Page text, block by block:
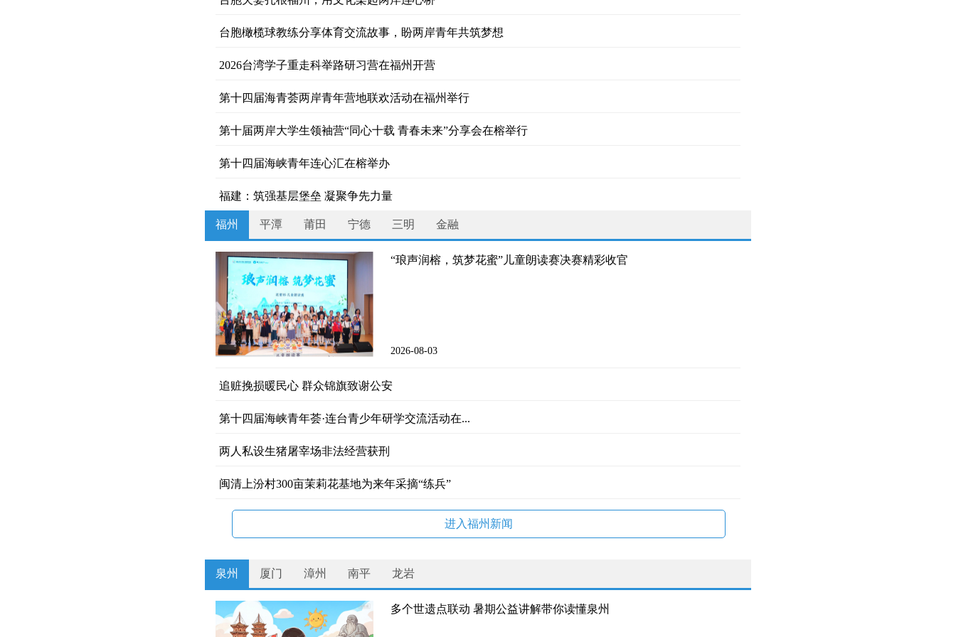
闯出融合新路 书写创新答卷——福建以创新驱动引领高质量发展
福佑蓓蕾：向阳开 逐光行
台胞橄榄球教练分享体育交流故事，盼两岸青年共筑梦想
2026台湾学子重走科举路研习营在福州开营
第十四届海青荟两岸青年营地联欢活动在福州举行
第十届两岸大学生领袖营“同心十载 青春未来”分享会在榕举行
第十四届海峡青年连心汇在榕举办
福建：筑强基层堡垒 凝聚争先力量
福州 平潭 莆田 宁德 三明 金融
“琅声润榕，筑梦花蜜”儿童朗读赛决赛精彩收官
2026-08-03
追赃挽损暖民心 群众锦旗致谢公安
第十四届海峡青年荟·连台青少年研学交流活动在...
两人私设生猪屠宰场非法经营获刑
闽清上汾村300亩茉莉花基地为来年采摘“练兵”
进入福州新闻
泉州 厦门 漳州 南平 龙岩
多个世遗点联动 暑期公益讲解带你读懂泉州